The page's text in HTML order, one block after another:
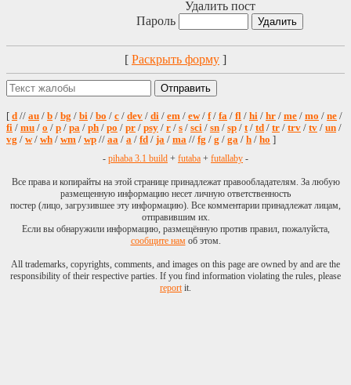
Удалить пост
Пароль
[ Раскрыть форму ]
[ d // au / b / bg / bi / bo / c / dev / di / em / ew/ f/ fa / fl / hi / hr / me / mo / ne /
fi / mu / o / p / pa / ph / po / pr / psy / r / s / sci / sn / sp / t/ td / tr / trv / tv / un /
vg / w/ wh / wm / wp // aa / a / fd / ja / ma // fg / g / ga / h / ho ]
- pihaba 3.1 build + futaba + futallaby -
Все права и копирайты на этой странице принадлежат правообладателям. За любую
размещенную информацию несет личную ответственность
постер (лицо, загрузившее эту информацию). Все комментарии принадлежат лицам,
отправившим их.
Если вы обнаружили информацию, размещённую против правил, пожалуйста,
сообщите намоб этом.
All trademarks, copyrights, comments, and images on this page are owned by and are the
responsibility of their respective parties. If you find information violating the rules, please
reportit.